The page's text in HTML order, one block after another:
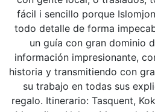
fácil i sencillo porque
todo detalle de forma
un guía con gran dominio
información impresionante,
historia y transmitiendo con
su trabajo en todas sus
regalo. Itinerario: Tasquent,